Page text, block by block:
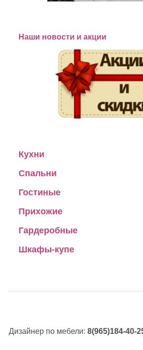
Наши новости и акции
Кухни
Спальни
Гостиные
Прихожие
Гардеробные
Шкафы-купе
Дизайнер по мебели: 8(965)184-40-